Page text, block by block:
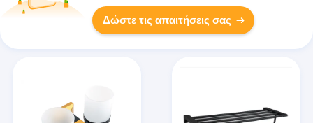
Δώστε τις απαιτήσεις σας